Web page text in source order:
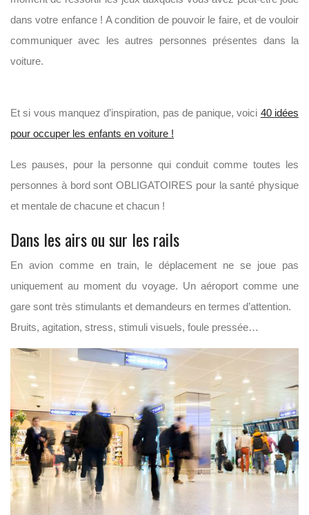
dans votre enfance ! A condition de pouvoir le faire, et de vouloir
communiquer avec les autres personnes présentes dans la
voiture.
Et si vous manquez d’inspiration, pas de panique, voici 40 idées
pour occuper les enfants en voiture !
Les pauses, pour la personne qui conduit comme toutes les
personnes à bord sont OBLIGATOIRES pour la santé physique
et mentale de chacune et chacun !
Dans les airs ou sur les rails
En avion comme en train, le déplacement ne se joue pas
uniquement au moment du voyage. Un aéroport comme une
gare sont très stimulants et demandeurs en termes d’attention.
Bruits, agitation, stress, stimuli visuels, foule pressée…